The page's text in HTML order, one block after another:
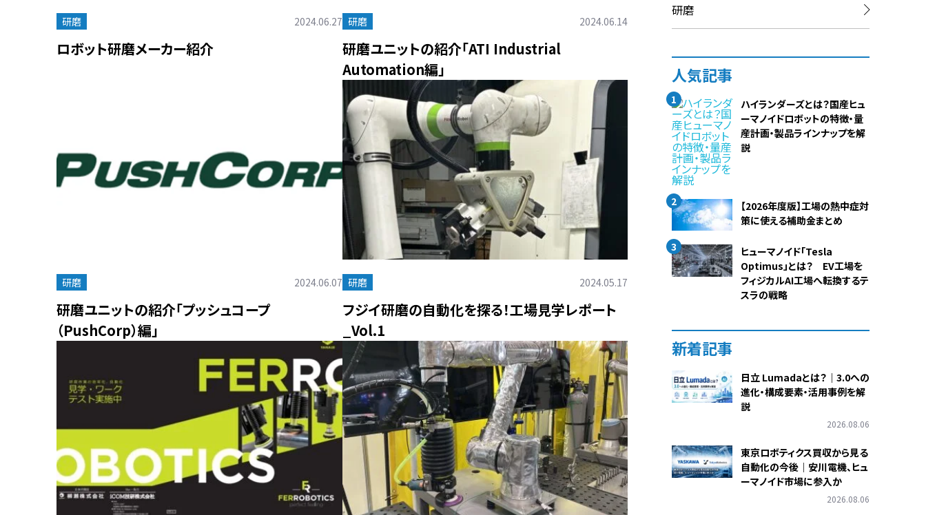
研磨 2024.06.27
ロボット研磨メーカー紹介
研磨 2024.06.14
研磨ユニットの紹介「ATI Industrial
Automation編」
研磨 2024.06.07
研磨ユニットの紹介「プッシュコープ
（PushCorp）編」
研磨 2024.05.17
フジイ研磨の自動化を探る！工場見学レポート
_Vol.1
研磨
人気記事
1
ハイランダーズとは？国産ヒュ
ーマノイドロボットの特徴・量
産計画・製品ラインナップを解
説
2
【2026年度版】工場の熱中症対
策に使える補助金まとめ
3
ヒューマノイド「Tesla
Optimus」とは？ EV工場を
フィジカルAI工場へ転換するテ
スラの戦略
新着記事
日立 Lumadaとは？｜3.0への
進化・構成要素・活用事例を解
説
2026.08.06
東京ロボティクス買収から見る
自動化の今後｜安川電機、ヒュ
ーマノイド市場に参入か
2026.08.06